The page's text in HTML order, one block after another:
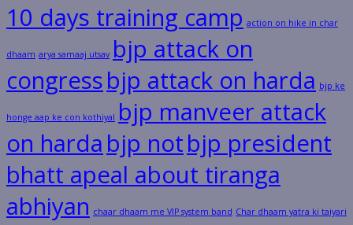
10 days training camp action on hike in char
dhaam arya samaaj utsav bjp attack on
congressbjp attack on harda bjp ke
honge aap ke con kothiyal bjp manveer attack
on harda bjp notbjp president
bhatt apeal about tiranga
abhiyan chaar dhaam me VIP system band Char dhaam yatra ki taiyari